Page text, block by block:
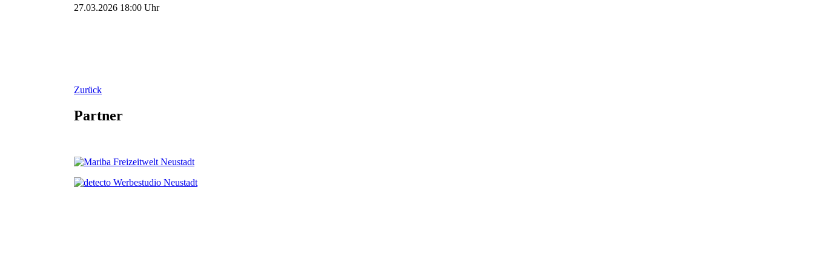
27.03.2026 18:00 Uhr
Zurück
Partner